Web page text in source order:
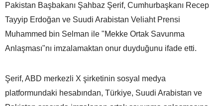
Pakistan Başbakanı Şahbaz Şerif, Cumhurbaşkanı Recep
Tayyip Erdoğan ve Suudi Arabistan Veliaht Prensi
Muhammed bin Selman ile "Mekke Ortak Savunma
Anlaşması"nı imzalamaktan onur duyduğunu ifade etti.
Şerif, ABD merkezli X şirketinin sosyal medya
platformundaki hesabından, Türkiye, Suudi Arabistan ve